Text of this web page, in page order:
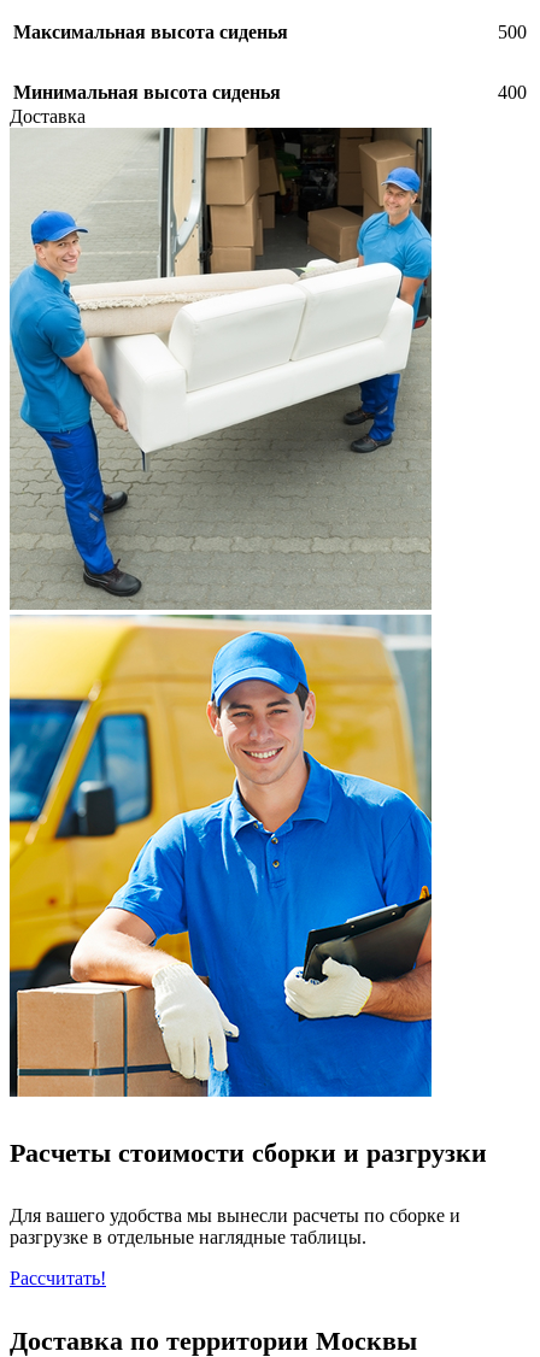
Максимальная высота сиденья 500
Минимальная высота сиденья
400
Доставка
Расчеты стоимости сборки и разгрузки
Для вашего удобства мы вынесли расчеты по сборке и
разгрузке в отдельные наглядные таблицы.
Рассчитать!
Доставка по территории Москвы